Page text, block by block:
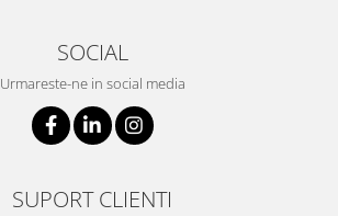
SOCIAL
Urmareste-ne in social media
SUPORT CLIENTI